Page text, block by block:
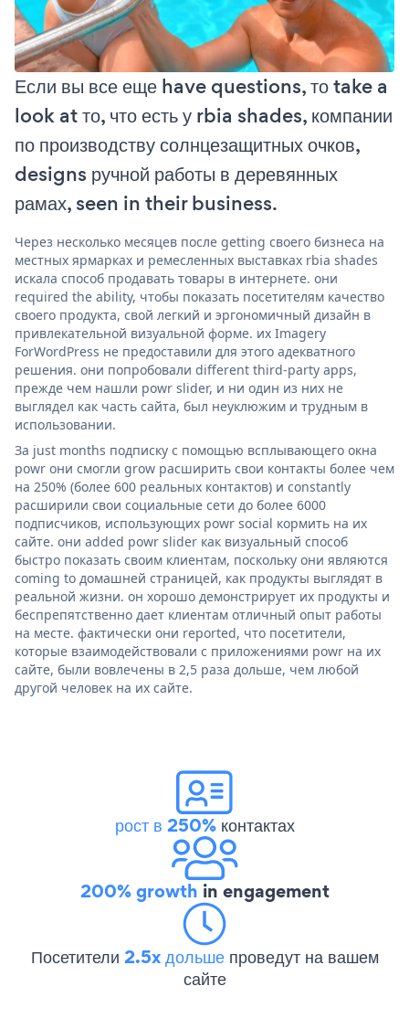
Если вы все еще have questions, то take a
look at то, что есть у rbia shades, компании
по производству солнцезащитных очков,
designs ручной работы в деревянных
рамах, seen in their business.
Через несколько месяцев после getting своего бизнеса на
местных ярмарках и ремесленных выставках rbia shades
искала способ продавать товары в интернете. они
required the ability, чтобы показать посетителям качество
своего продукта, свой легкий и эргономичный дизайн в
привлекательной визуальной форме. их Imagery
ForWordPress не предоставили для этого адекватного
решения. они попробовали different third-party apps,
прежде чем нашли powr slider, и ни один из них не
выглядел как часть сайта, был неуклюжим и трудным в
использовании.
За just months подписку с помощью всплывающего окна
powr они смогли grow расширить свои контакты более чем
на 250% (более 600 реальных контактов) и constantly
расширили свои социальные сети до более 6000
подписчиков, использующих powr social кормить на их
сайте. они added powr slider как визуальный способ
быстро показать своим клиентам, поскольку они являются
coming to домашней страницей, как продукты выглядят в
реальной жизни. он хорошо демонстрирует их продукты и
беспрепятственно дает клиентам отличный опыт работы
на месте. фактически они reported, что посетители,
которые взаимодействовали с приложениями powr на их
сайте, были вовлечены в 2,5 раза дольше, чем любой
другой человек на их сайте.
рост в 250%контактах
200% growth in engagement
Посетители 2.5x дольше проведут на вашем
сайте